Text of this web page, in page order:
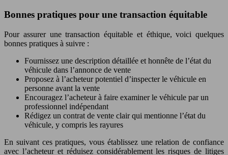
Bonnes pratiques pour une transaction équitable
Pour assurer une transaction équitable et éthique, voici quelques
bonnes pratiques à suivre :
Fournissez une description détaillée et honnête de l’état du
véhicule dans l’annonce de vente
Proposez à l’acheteur potentiel d’inspecter le véhicule en
personne avant la vente
Encouragez l’acheteur à faire examiner le véhicule par un
professionnel indépendant
Rédigez un contrat de vente clair qui mentionne l’état du
véhicule, y compris les rayures
En suivant ces pratiques, vous établissez une relation de confiance
avec l’acheteur et réduisez considérablement les risques de litiges